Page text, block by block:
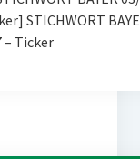
STICHWORT
– Ticker